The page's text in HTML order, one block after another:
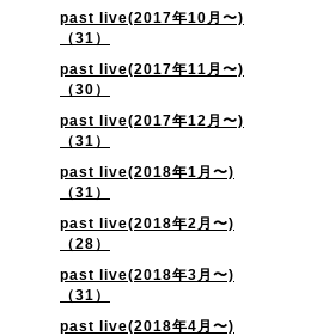
past live(2017年10月〜)
（31）
past live(2017年11月〜)
（30）
past live(2017年12月〜)
（31）
past live(2018年1月〜)
（31）
past live(2018年2月〜)
（28）
past live(2018年3月〜)
（31）
past live(2018年4月〜)